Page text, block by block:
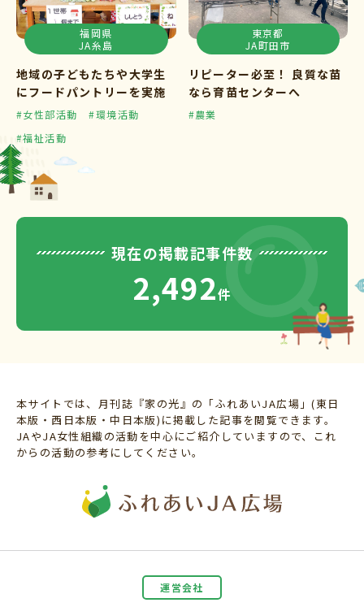
福岡県
JA糸島
地域の子どもたちや大学生
にフードパントリーを実施
#女性部活動
#環境活動
#福祉活動
東京都
JA町田市
リピーター必至！ 良質な苗
なら育苗センターへ
#農業
現在の掲載記事件数
2,492件
本サイトでは、月刊誌『家の光』の「ふれあいJA広場」(東日
本版・西日本版・中日本版)に掲載した記事を閲覧できます。
JAやJA女性組織の活動を中心にご紹介していますので、これ
からの活動の参考にしてください。
運営会社